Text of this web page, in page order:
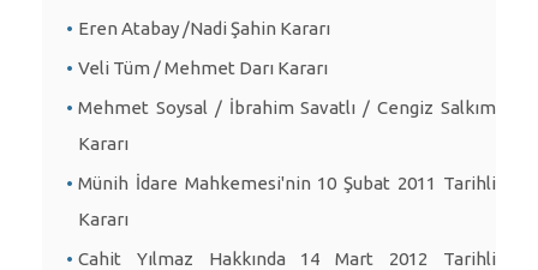
Eren Atabay /Nadi Şahin Kararı
Veli Tüm / Mehmet Darı Kararı
Mehmet Soysal / İbrahim Savatlı / Cengiz Salkım
Kararı
Münih İdare Mahkemesi'nin 10 Şubat 2011 Tarihli
Kararı
Cahit Yılmaz Hakkında 14 Mart 2012 Tarihli